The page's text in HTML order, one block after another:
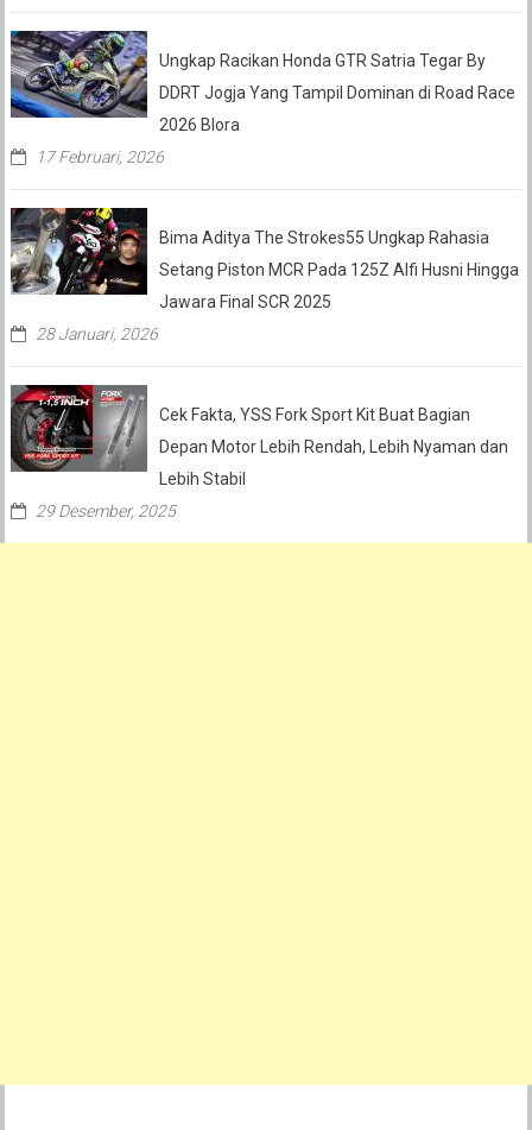
Ungkap Racikan Honda GTR Satria Tegar By
DDRT Jogja Yang Tampil Dominan di Road Race
2026 Blora
17 Februari, 2026
Bima Aditya The Strokes55 Ungkap Rahasia
Setang Piston MCR Pada 125Z Alfi Husni Hingga
Jawara Final SCR 2025
28 Januari, 2026
Cek Fakta, YSS Fork Sport Kit Buat Bagian
Depan Motor Lebih Rendah, Lebih Nyaman dan
Lebih Stabil
29 Desember, 2025